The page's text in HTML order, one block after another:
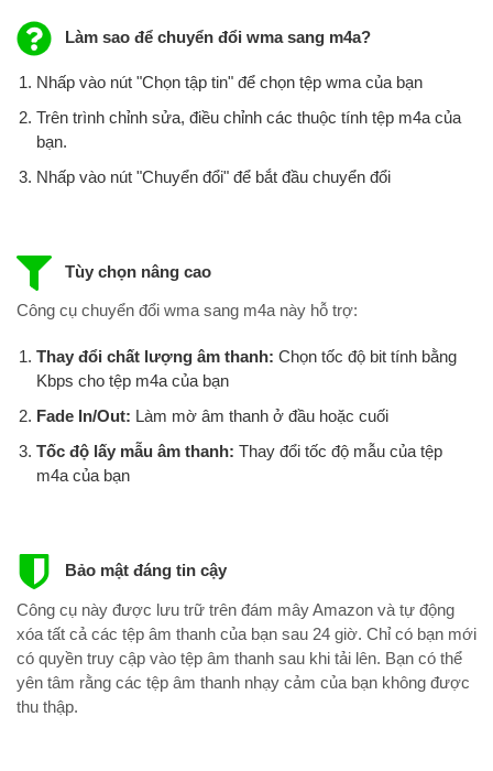
Làm sao để chuyển đổi wma sang m4a?
Nhấp vào nút "Chọn tập tin" để chọn tệp wma của bạn
Trên trình chỉnh sửa, điều chỉnh các thuộc tính tệp m4a của
bạn.
Nhấp vào nút "Chuyển đổi" để bắt đầu chuyển đổi
Tùy chọn nâng cao
Công cụ chuyển đổi wma sang m4a này hỗ trợ:
Thay đổi chất lượng âm thanh: Chọn tốc độ bit tính bằng
Kbps cho tệp m4a của bạn
Fade In/Out: Làm mờ âm thanh ở đầu hoặc cuối
Tốc độ lấy mẫu âm thanh: Thay đổi tốc độ mẫu của tệp
m4a của bạn
Bảo mật đáng tin cậy
Công cụ này được lưu trữ trên đám mây Amazon và tự động
xóa tất cả các tệp âm thanh của bạn sau 24 giờ. Chỉ có bạn mới
có quyền truy cập vào tệp âm thanh sau khi tải lên. Bạn có thể
yên tâm rằng các tệp âm thanh nhạy cảm của bạn không được
thu thập.